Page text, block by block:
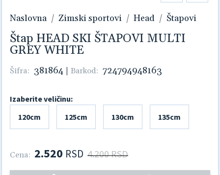
Naslovna Zimski sportovi Head Štapovi
Štap HEAD SKI ŠTAPOVI MULTI
GREY WHITE
Šifra: 381864 | Barkod: 724794948163
Izaberite veličinu:
120cm
125cm 130cm 135cm
Cena: 2.520 RSD 4.200 RSD